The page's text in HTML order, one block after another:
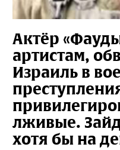
Актёр
артистам,
Израиль в
лживые.
хотя бы на